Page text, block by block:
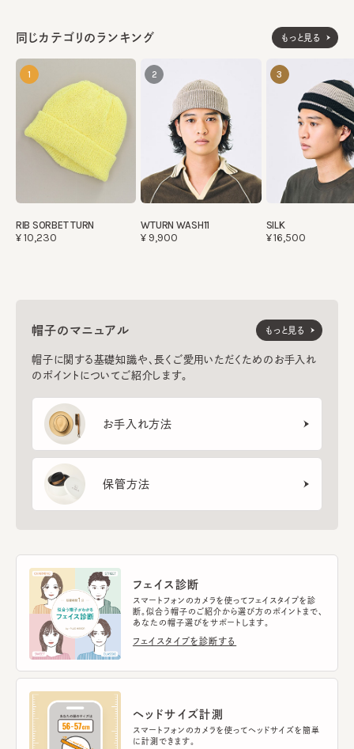
同じカテゴリのランキング もっと見る
1
RIB SORBET TURN
¥10,230
2
WTURN WASH11
¥9,900
3
SILK
¥16,500
帽子のマニュアル
帽子に関する基礎知識や、長くご愛用いただくためのお手入れ
のポイントについてご紹介します。
お手入れ方法
保管方法
もっと見る
フェイス診断
スマートフォンのカメラを使ってフェイスタイプを診
断。似合う帽子のご紹介から選び方のポイントまで、
あなたの帽子選びをサポートします。
フェイスタイプを診断する
ヘッドサイズ計測
スマートフォンのカメラを使ってヘッドサイズを簡単
に計測できます。